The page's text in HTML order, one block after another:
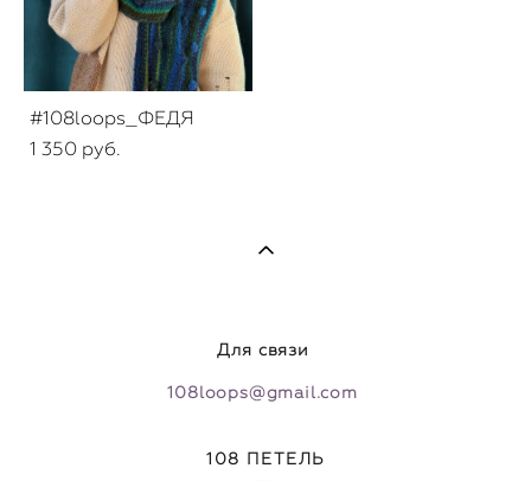
#108loops_ФЕДЯ
1 350 pуб.
Для связи
108loops@gmail.com
108 ПЕТЕЛЬ